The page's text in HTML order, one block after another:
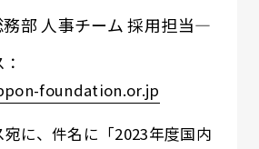
部 人事チーム 採用担当―
foundation.or.jp
に、件名に「2023年度国内